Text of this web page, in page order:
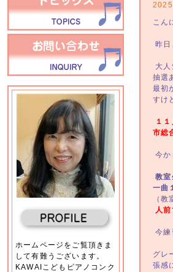
ホームページをご覧頂きま
して有難うございます。
KAWAIこどもピアノコンク
こん
昨
大
抽選
最初
すけ
１
市総
今か
教室
一曲
（
人
今練
グレ
張感